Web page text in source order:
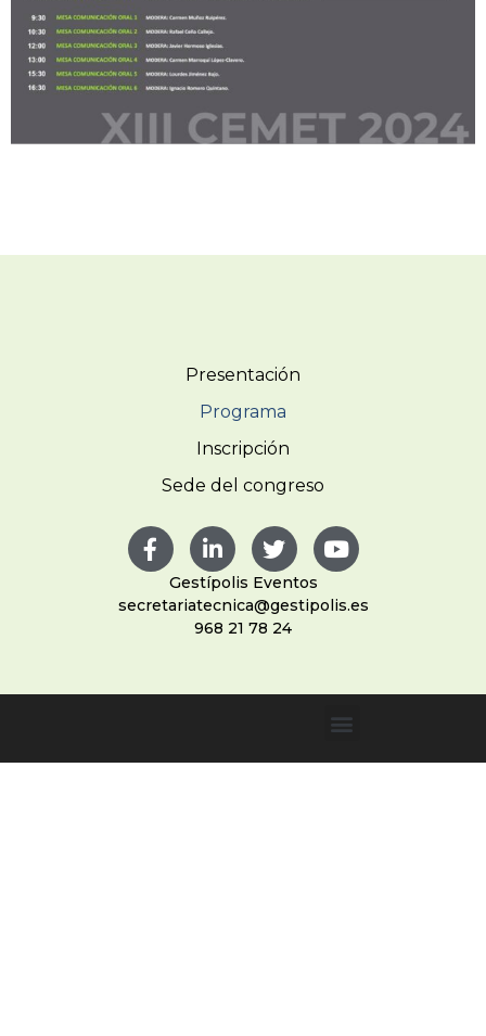
Presentación
Programa
Inscripción
Sede del congreso
Gestípolis Eventos
secretariatecnica@gestipolis.es
968 21 78 24